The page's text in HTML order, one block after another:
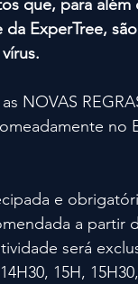
que, para
da ExperTree,
NOVAS
no
e
a partir
será
15H,